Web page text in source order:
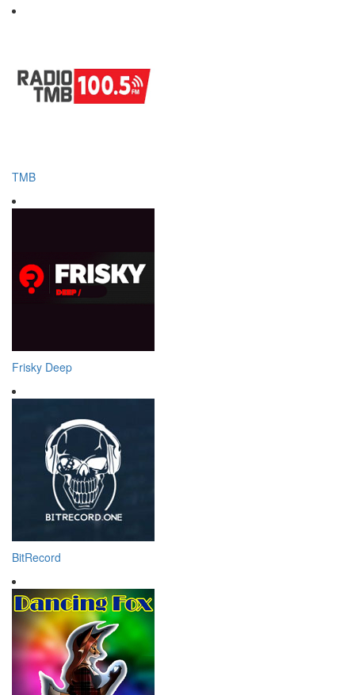
TMB
Frisky Deep
BitRecord